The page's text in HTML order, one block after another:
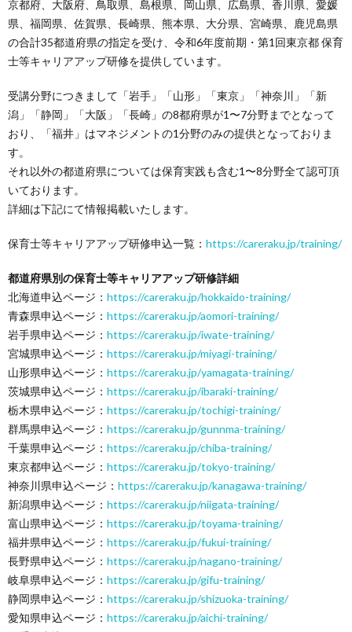
京都府、大阪府、鳥取県、島根県、岡山県、広島県、香川県、愛媛
県、福岡県、佐賀県、長崎県、熊本県、大分県、宮崎県、鹿児島県
の合計35都道府県の指定を受け、令和6年度前期・第1回東京都 保育
士等キャリアアップ研修を提供しています。
受講分野につきまして「岩手」「山形」「東京」「神奈川」「新
潟」「静岡」「大阪」「長崎」の8都府県が1〜7分野までとなって
おり、「福井」はマネジメントの1分野のみの提供となっておりま
す。
それ以外の都道府県については保育実践も含む1〜8分野全て認可頂
いております。
詳細は下記にて情報掲載いたします。
保育士等キャリアアップ研修申込一覧： https://careraku.jp/training/
都道府県別の保育士等キャリアアップ研修詳細
北海道申込ページ： https://careraku.jp/hokkaido-training/
青森県申込ページ： https://careraku.jp/aomori-training/
岩手県申込ページ： https://careraku.jp/iwate-training/
宮城県申込ページ： https://careraku.jp/miyagi-training/
山形県申込ページ： https://careraku.jp/yamagata-training/
茨城県申込ページ： https://careraku.jp/ibaraki-training/
栃木県申込ページ： https://careraku.jp/tochigi-training/
群馬県申込ページ： https://careraku.jp/gunnma-training/
千葉県申込ページ： https://careraku.jp/chiba-training/
東京都申込ページ： https://careraku.jp/tokyo-training/
神奈川県申込ページ： https://careraku.jp/kanagawa-training/
新潟県申込ページ： https://careraku.jp/niigata-training/
富山県申込ページ： https://careraku.jp/toyama-training/
福井県申込ページ： https://careraku.jp/fukui-training/
長野県申込ページ： https://careraku.jp/nagano-training/
岐阜県申込ページ： https://careraku.jp/gifu-training/
静岡県申込ページ： https://careraku.jp/shizuoka-training/
愛知県申込ページ： https://careraku.jp/aichi-training/